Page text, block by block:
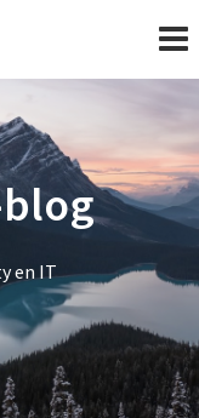
blog
en IT